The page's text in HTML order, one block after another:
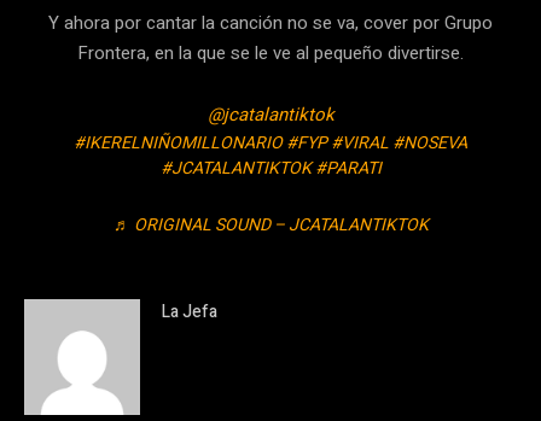
Y ahora por cantar la canción no se va, cover por Grupo
Frontera, en la que se le ve al pequeño divertirse.
@jcatalantiktok
#IKERELNIÑOMILLONARIO#FYP#VIRAL#NOSEVA
#JCATALANTIKTOK #PARATI
♬ ORIGINAL SOUND – JCATALANTIKTOK
La Jefa